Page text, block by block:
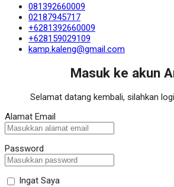
081392660009
02187945717
+6281392660009
+628159029109
kamp.kaleng@gmail.com
Masuk ke akun
Selamat datang kembali, silahkan
Alamat Email
Password
Ingat Saya